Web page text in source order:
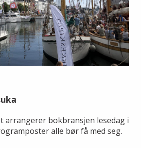
arrangerer bokbransjen lesedag i
alle bør få med seg.